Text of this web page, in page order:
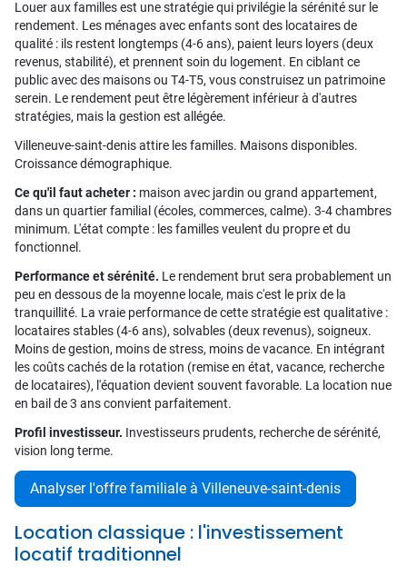
Louer aux familles est une stratégie qui privilégie la sérénité sur le
rendement. Les ménages avec enfants sont des locataires de
qualité : ils restent longtemps (4-6 ans), paient leurs loyers (deux
revenus, stabilité), et prennent soin du logement. En ciblant ce
public avec des maisons ou T4-T5, vous construisez un patrimoine
serein. Le rendement peut être légèrement inférieur à d'autres
stratégies, mais la gestion est allégée.
Villeneuve-saint-denis attire les familles. Maisons disponibles.
Croissance démographique.
Ce qu'il faut acheter : maison avec jardin ou grand appartement,
dans un quartier familial (écoles, commerces, calme). 3-4 chambres
minimum. L'état compte : les familles veulent du propre et du
fonctionnel.
Performance et sérénité. Le rendement brut sera probablement un
peu en dessous de la moyenne locale, mais c'est le prix de la
tranquillité. La vraie performance de cette stratégie est qualitative :
locataires stables (4-6 ans), solvables (deux revenus), soigneux.
Moins de gestion, moins de stress, moins de vacance. En intégrant
les coûts cachés de la rotation (remise en état, vacance, recherche
de locataires), l'équation devient souvent favorable. La location nue
en bail de 3 ans convient parfaitement.
Profil investisseur. Investisseurs prudents, recherche de sérénité,
vision long terme.
Analyser l'offre familiale à Villeneuve-saint-denis
Location classique : l'investissement
locatif traditionnel